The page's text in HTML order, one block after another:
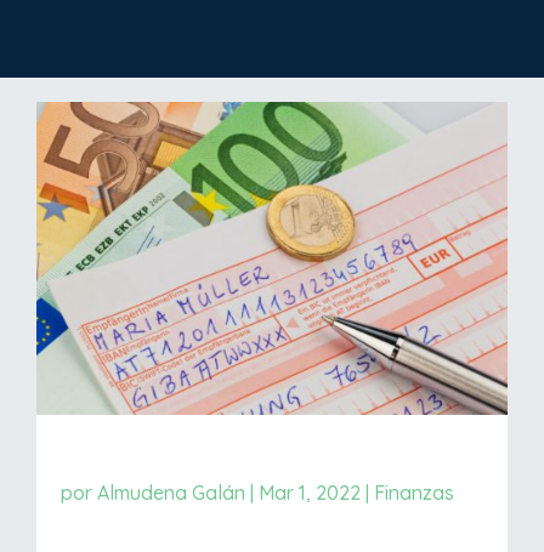
porAlmudena Galán Mar 1, 2022 Finanzas